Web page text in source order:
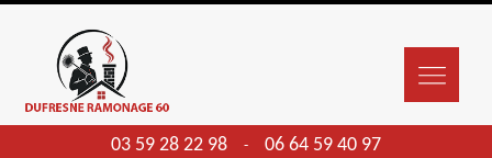
03 59 28 22 98 - 06 64 59 40 97